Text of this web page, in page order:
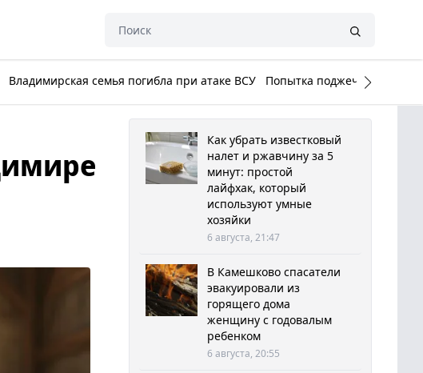
Владимирская семья погибла при атаке ВСУ Попытка поджечь Белый
Как убрать известковый
налет и ржавчину за 5
минут: простой
лайфхак, который
используют умные
хозяйки
6 августа, 21:47
В Камешково спасатели
эвакуировали из
горящего дома
женщину с годовалым
ребенком
6 августа, 20:55